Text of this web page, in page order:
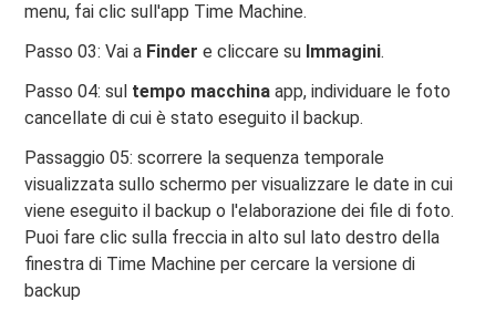
menu, fai clic sull'app Time Machine.
Passo 03: Vai a Finder e cliccare su Immagini.
Passo 04: sul tempo macchina app, individuare le foto
cancellate di cui è stato eseguito il backup.
Passaggio 05: scorrere la sequenza temporale
visualizzata sullo schermo per visualizzare le date in cui
viene eseguito il backup o l'elaborazione dei file di foto.
Puoi fare clic sulla freccia in alto sul lato destro della
finestra di Time Machine per cercare la versione di
backup